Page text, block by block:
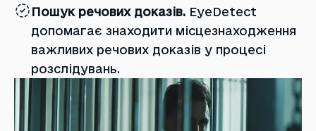
Пошук речових доказів. EyeDetect
допомагає знаходити місцезнаходження
важливих речових доказів у процесі
розслідувань.